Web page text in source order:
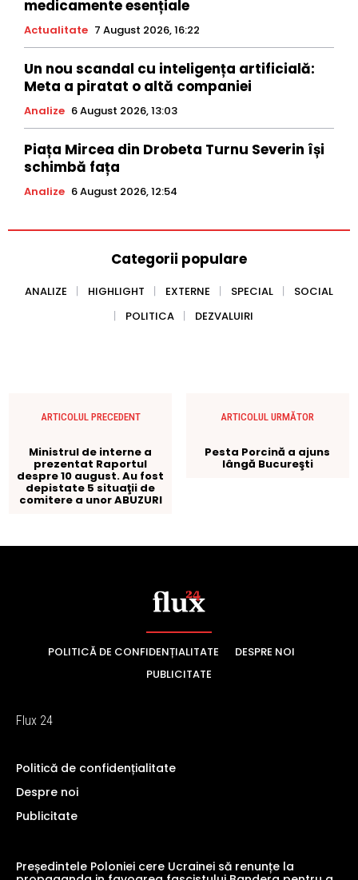
POLITICĂ DE CONFIDENȚIALITATE
DESPRE NOI
PUBLICITATE
Flux 24
Politică de confidențialitate
Despre noi
Publicitate
Președintele Poloniei cere Ucrainei să renunțe la